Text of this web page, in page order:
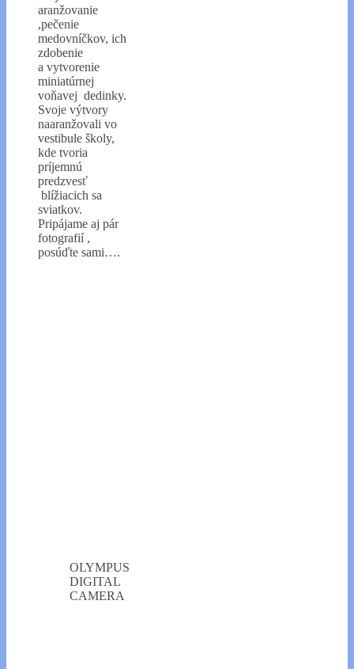
aranžovanie
,pečenie
medovníčkov, ich
zdobenie
a vytvorenie
miniatúrnej
voňavej dedinky.
Svoje výtvory
naaranžovali vo
vestibule školy,
kde tvoria
príjemnú
predzvesť
blížiacich sa
sviatkov.
Pripájame aj pár
fotografií ,
posúďte sami….
OLYMPUS
DIGITAL
CAMERA